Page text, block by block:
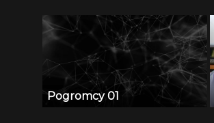
Pogromcy 01